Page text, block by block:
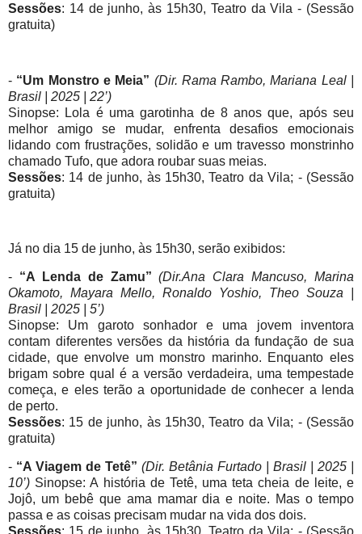
Sessões: 14 de junho, às 15h30, Teatro da Vila - (Sessão
gratuita)
- “Um Monstro e Meia” (Dir. Rama Rambo, Mariana Leal |
Brasil | 2025 | 22’)
Sinopse: Lola é uma garotinha de 8 anos que, após seu
melhor amigo se mudar, enfrenta desafios emocionais
lidando com frustrações, solidão e um travesso monstrinho
chamado Tufo, que adora roubar suas meias.
Sessões: 14 de junho, às 15h30, Teatro da Vila; - (Sessão
gratuita)
Já no dia 15 de junho, às 15h30, serão exibidos:
- “A Lenda de Zamu”(Dir.Ana Clara Mancuso, Marina
Okamoto, Mayara Mello, Ronaldo Yoshio, Theo Souza |
Brasil | 2025 | 5’)
Sinopse: Um garoto sonhador e uma jovem inventora
contam diferentes versões da história da fundação de sua
cidade, que envolve um monstro marinho. Enquanto eles
brigam sobre qual é a versão verdadeira, uma tempestade
começa, e eles terão a oportunidade de conhecer a lenda
de perto.
Sessões: 15 de junho, às 15h30, Teatro da Vila; - (Sessão
gratuita)
- “A Viagem de Tetê” (Dir. Betânia Furtado | Brasil | 2025 |
10’) Sinopse: A história de Tetê, uma teta cheia de leite, e
Jojô, um bebê que ama mamar dia e noite. Mas o tempo
passa e as coisas precisam mudar na vida dos dois.
Sessões: 15 de junho, às 15h30, Teatro da Vila; - (Sessão